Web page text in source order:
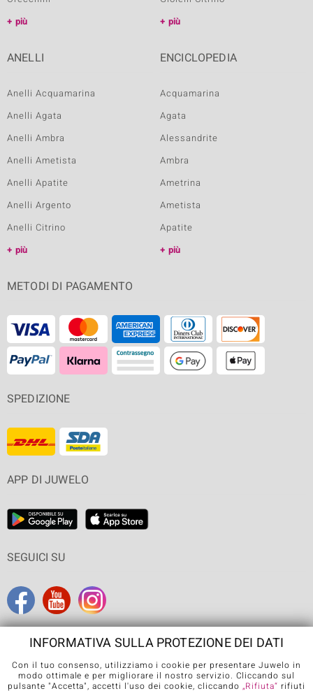
più
più
ANELLI
Anelli Acquamarina
Anelli Agata
Anelli Ambra
Anelli Ametista
Anelli Apatite
Anelli Argento
Anelli Citrino
più
ENCICLOPEDIA
Acquamarina
Agata
Alessandrite
Ambra
Ametrina
Ametista
Apatite
più
METODI DI PAGAMENTO
SPEDIZIONE
APP DI JUWELO
SEGUICI SU
Condizioni generali di vendita Informativa Privacy
Cookies
INFORMATIVA SULLA PROTEZIONE DEI DATI
Con il tuo consenso, utilizziamo i cookie per presentare Juwelo in
modo ottimale e per migliorare il nostro servizio. Cliccando sul
pulsante "Accetta", accetti l'uso dei cookie, cliccando „Rifiuta“ rifiuti